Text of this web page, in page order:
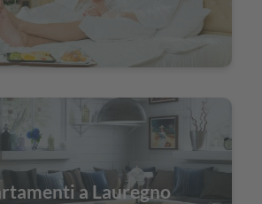
a Lauregno